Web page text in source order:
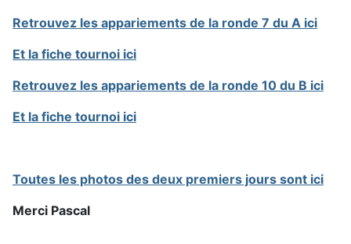
Retrouvez les appariements de la ronde 7 du A ici
Et la fiche tournoi ici
Retrouvez les appariements de la ronde 10 du B ici
Et la fiche tournoi ici
Toutes les photos des deux premiers jours sont ici
Merci Pascal